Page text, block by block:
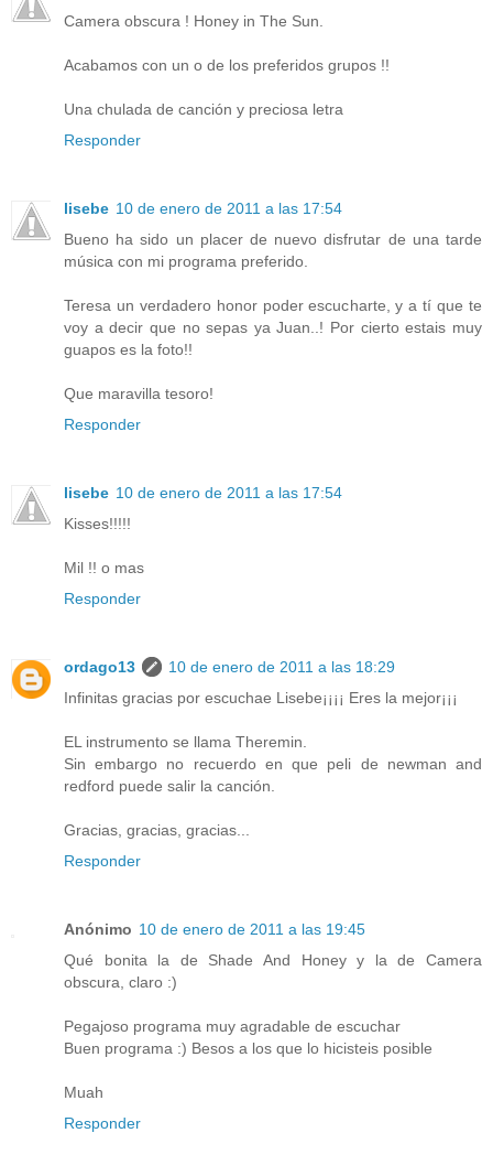
Camera obscura ! Honey in The Sun.
Acabamos con un o de los preferidos grupos !!
Una chulada de canción y preciosa letra
Responder
lisebe 10 de enero de 2011 a las 17:54
Bueno ha sido un placer de nuevo disfrutar de una tarde
música con mi programa preferido.
Teresa un verdadero honor poder escucharte, y a tí que te
voy a decir que no sepas ya Juan..! Por cierto estais muy
guapos es la foto!!
Que maravilla tesoro!
Responder
lisebe 10 de enero de 2011 a las 17:54
Kisses!!!!!
Mil !! o mas
Responder
ordago13
10 de enero de 2011 a las 18:29
Infinitas gracias por escuchae Lisebe¡¡¡¡ Eres la mejor¡¡¡
EL instrumento se llama Theremin.
Sin embargo no recuerdo en que peli de newman and
redford puede salir la canción.
Gracias, gracias, gracias...
Responder
Anónimo 10 de enero de 2011 a las 19:45
Qué bonita la de Shade And Honey y la de Camera
obscura, claro :)
Pegajoso programa muy agradable de escuchar
Buen programa :) Besos a los que lo hicisteis posible
Muah
Responder